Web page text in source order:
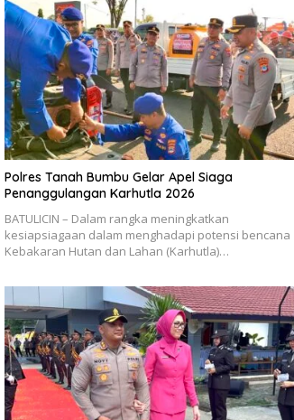
Polres Tanah Bumbu Gelar Apel Siaga
Penanggulangan Karhutla 2026
BATULICIN – Dalam rangka meningkatkan
kesiapsiagaan dalam menghadapi potensi bencana
Kebakaran Hutan dan Lahan (Karhutla)…